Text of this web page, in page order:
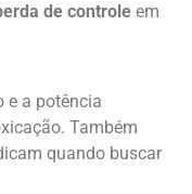
de controle em
e a potência
Também
quando buscar